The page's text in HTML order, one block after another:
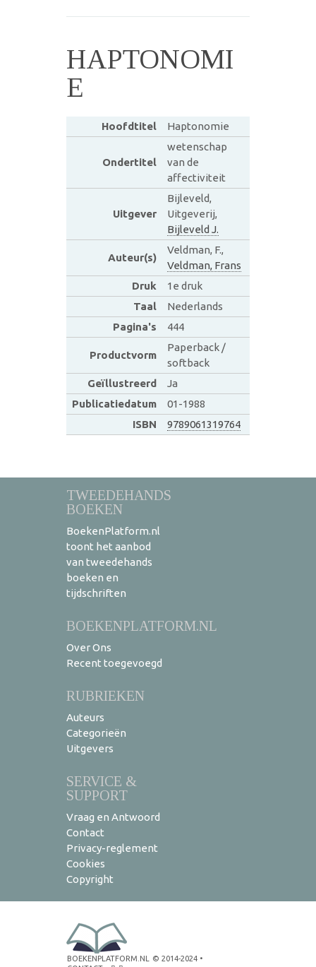
HAPTONOMI
E
Hoofdtitel Haptonomie
Ondertitel
wetenschap
van de
affectiviteit
Uitgever
Bijleveld,
Uitgeverij,
Bijleveld J.
Auteur(s)
Veldman, F.,
Veldman, Frans
Druk
1e druk
Taal
Nederlands
Pagina's
444
Productvorm
Paperback /
softback
Geïllustreerd
Ja
Publicatiedatum
01-1988
ISBN
9789061319764
TWEEDEHANDS
BOEKEN
BoekenPlatform.nl
toont het aanbod
van tweedehands
boeken en
tijdschriften
BOEKENPLATFORM.NL
Over Ons
Recent toegevoegd
RUBRIEKEN
Auteurs
Categorieën
Uitgevers
SERVICE &
SUPPORT
Vraag en Antwoord
Contact
Privacy-reglement
Cookies
Copyright
BOEKENPLATFORM.NL © 2014-2024 •